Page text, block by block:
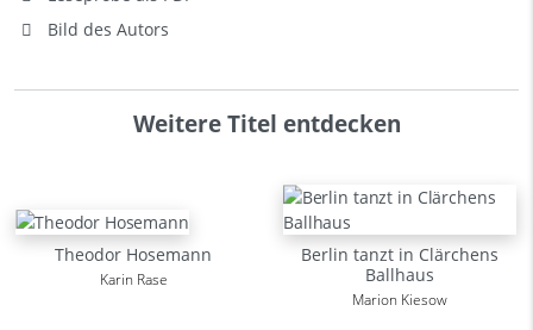
Bild des Autors
Weitere Titel entdecken
Theodor Hosemann
Karin Rase
Berlin tanzt in Clärchens
Ballhaus
Marion Kiesow